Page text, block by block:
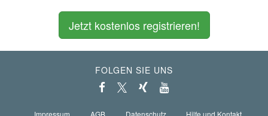
Jetzt kostenlos registrieren!
FOLGEN SIE UNS
Impressum AGB Datenschutz
Hilfe und Kontakt